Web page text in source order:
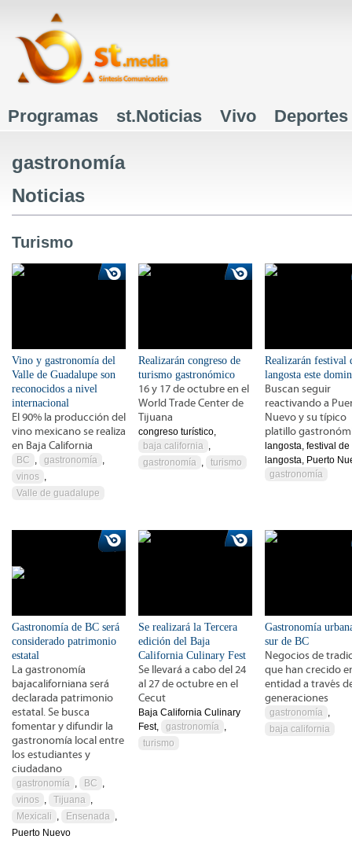
Menú principal
Programas st.Noticias Vivo Deportes
gastronomía
Noticias
Turismo
Vino y gastronomía del
Valle de Guadalupe son
reconocidos a nivel
internacional
El 90% la producción del
vino mexicano se realiza
en Baja California
BC , gastronomía ,
vinos ,
Valle de guadalupe
Realizarán congreso de
turismo gastronómico
16 y 17 de octubre en el
World Trade Center de
Tijuana
congreso turístico,
baja california ,
gastronomía , turismo
Realizarán festival
langosta este
Buscan seguir
reactivando a
Nuevo y su típico
platillo
langosta, festival de
langosta, Puerto
gastronomía
Gastronomía de BC será
considerado patrimonio
estatal
La gastronomía
bajacaliforniana será
declarada patrimonio
estatal. Se busca
fomentar y difundir la
gastronomía local entre
los estudiantes y
ciudadano
gastronomía , BC ,
vinos , Tijuana ,
Mexicali , Ensenada ,
Puerto Nuevo
Se realizará la Tercera
edición del Baja
California Culinary Fest
Se llevará a cabo del 24
al 27 de octubre en el
Cecut
Baja California Culinary
Fest,
gastronomía ,
turismo
Gastronomía
sur de BC
Negocios de
que han crecido
entidad a través
generaciones
gastronomía ,
baja california